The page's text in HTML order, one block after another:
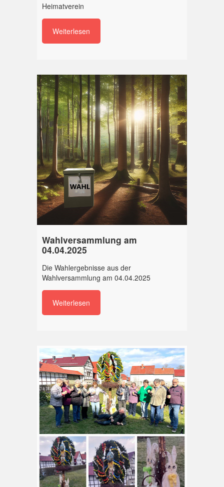
Heimatverein
Weiterlesen
Wahlversammlung am
04.04.2025
Die Wahlergebnisse aus der
Wahlversammlung am 04.04.2025
Weiterlesen